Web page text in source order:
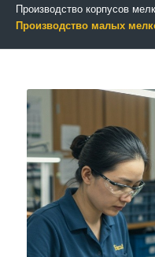
Производство корпусов
Производство малых